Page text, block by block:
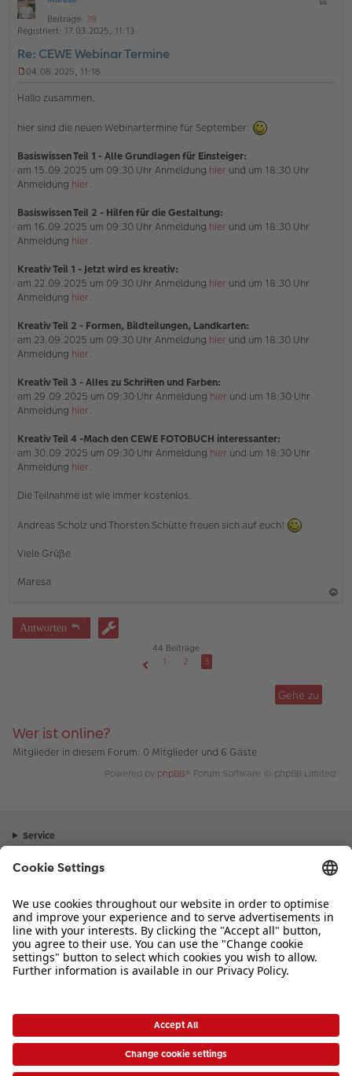
ff
l
n
e
Beiträge: 39
Registriert: 17.03.2025, 11:13
Re: CEWE Webinar Termine
g
l
e
n
e
B
i
t
a
g
04.08.2025, 11:18
Hallo zusammen,
hier sind die neuen Webinartermine für September:
Basiswissen Teil 1 - Alle Grundlagen für Einsteiger:
am 15.09.2025 um 09:30 Uhr Anmeldung hier und um 18:30 Uhr
Anmeldung hier.
Basiswissen Teil 2 - Hilfen für die Gestaltung:
am 16.09.2025 um 09:30 Uhr Anmeldung hier und um 18:30 Uhr
Anmeldung hier.
Kreativ Teil 1 - Jetzt wird es kreativ:
am 22.09.2025 um 09:30 Uhr Anmeldung hier und um 18:30 Uhr
Anmeldung hier.
Kreativ Teil 2 - Formen, Bildteilungen, Landkarten:
am 23.09.2025 um 09:30 Uhr Anmeldung hier und um 18:30 Uhr
Anmeldung hier.
Kreativ Teil 3 - Alles zu Schriften und Farben:
am 29.09.2025 um 09:30 Uhr Anmeldung hier und um 18:30 Uhr
Anmeldung hier.
Kreativ Teil 4 -Mach den CEWE FOTOBUCH interessanter:
am 30.09.2025 um 09:30 Uhr Anmeldung hier und um 18:30 Uhr
Anmeldung hier.
Die Teilnahme ist wie immer kostenlos.
Andreas Scholz und Thorsten Schütte freuen sich auf euch!
Viele Grüße
Maresa
Antworten
44 Beiträge
1 2 3
Gehe zu
Wer ist online?
Mitglieder in diesem Forum: 0 Mitglieder und 6 Gäste
Powered by phpBB® Forum Software © phpBB Limited
Service
Sortiment
Inspiration
Bei Fragen zu Produkten oder der Bestellung können Sie uns gerne von